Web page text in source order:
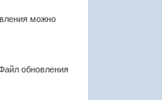
можно
обновления